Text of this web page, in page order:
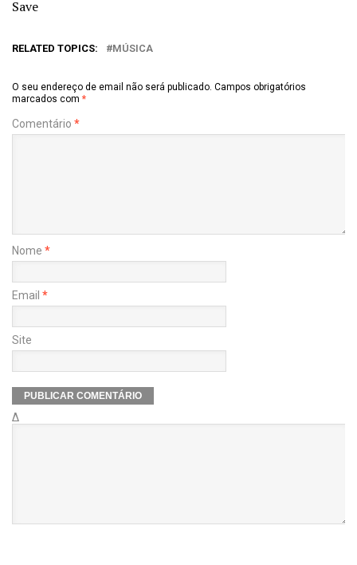
Save
RELATED TOPICS: MÚSICA
O seu endereço de email não será publicado. Campos obrigatórios
marcados com *
Comentário *
Nome *
Email *
Site
Δ